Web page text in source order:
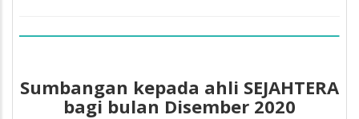
Sumbangan kepada ahli SEJAHTERA
bagi bulan Disember 2020